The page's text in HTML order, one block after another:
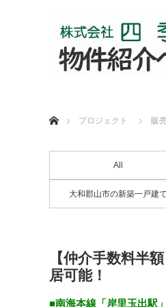
プロジェクト
販
All
大和郡山市の新築一戸建て
【仲介手数料半
居可能！
■南海本線「岸里玉出駅